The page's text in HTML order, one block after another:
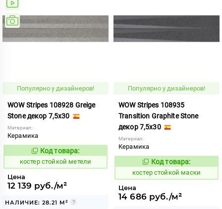
Популярно у дизайнеров!
WOW Stripes 108928 Greige
Stone декор 7,5x30
Материал:
Керамика
809175
Код товара:
костер стойкой метели
Цена
12 139 руб./м²
НАЛИЧИЕ: 28.21 М²
Популярно у дизайнеров!
WOW Stripes 108935
Transition Graphite Stone
декор 7,5x30
Материал:
Керамика
809172
Код товара:
костер стойкой маски
Цена
14 686 руб./м²